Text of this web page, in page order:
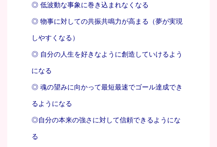
◎ 低波動な事象に巻き込まれなくなる
◎ 物事に対しての共振共鳴力が高まる（夢が実現
しやすくなる）
◎ 自分の人生を好きなように創造していけるよう
になる
◎ 魂の望みに向かって最短最速でゴール達成でき
るようになる
◎自分の本来の強さに対して信頼できるようにな
る